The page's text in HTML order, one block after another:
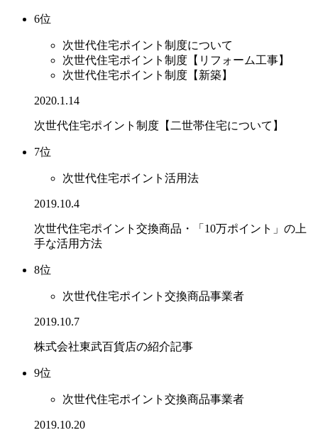
6位
次世代住宅ポイント制度について
次世代住宅ポイント制度【リフォーム工事】
次世代住宅ポイント制度【新築】
2020.1.14
次世代住宅ポイント制度【二世帯住宅について】
7位
次世代住宅ポイント活用法
2019.10.4
次世代住宅ポイント交換商品・「10万ポイント」の上
手な活用方法
8位
次世代住宅ポイント交換商品事業者
2019.10.7
株式会社東武百貨店の紹介記事
9位
次世代住宅ポイント交換商品事業者
2019.10.20